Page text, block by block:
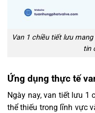
Van 1 chiều tiết lưu
tin
Ứng dụng thực tế
Ngày nay, van tiết lưu 1
thể thiếu trong lĩnh vực